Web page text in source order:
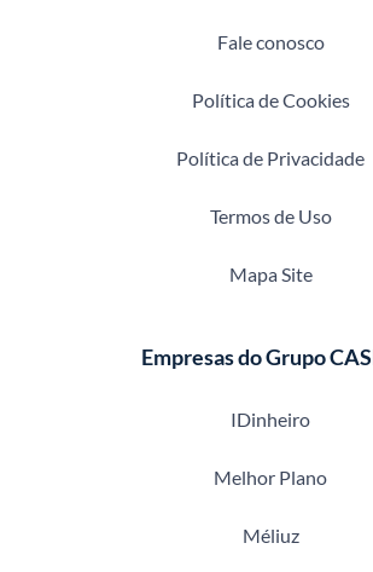
Fale conosco
Política de Cookies
Política de Privacidade
Termos de Uso
Mapa Site
Empresas do Grupo
IDinheiro
Melhor Plano
Méliuz